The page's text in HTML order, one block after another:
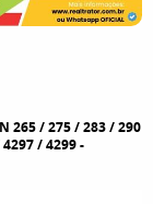
265 / 275 / 283 / 290
/ 4299 -